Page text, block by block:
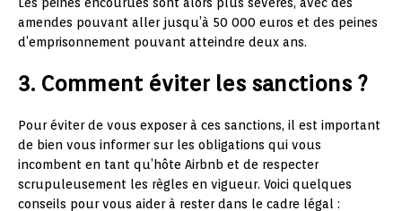
amendes pouvant aller jusqu’à 50 000 euros et des peines
d’emprisonnement pouvant atteindre deux ans.
3. Comment éviter les sanctions ?
Pour éviter de vous exposer à ces sanctions, il est important
de bien vous informer sur les obligations qui vous
incombent en tant qu’hôte Airbnb et de respecter
scrupuleusement les règles en vigueur. Voici quelques
conseils pour vous aider à rester dans le cadre légal :